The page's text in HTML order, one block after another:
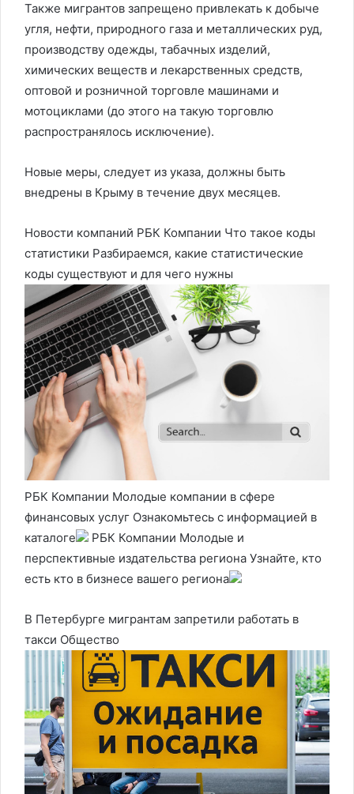
Также мигрантов запрещено привлекать к добыче
угля, нефти, природного газа и металлических руд,
производству одежды, табачных изделий,
химических веществ и лекарственных средств,
оптовой и розничной торговле машинами и
мотоциклами (до этого на такую торговлю
распространялось исключение).
Новые меры, следует из указа, должны быть
внедрены в Крыму в течение двух месяцев.
Новости компаний РБК Компании Что такое коды
статистики Разбираемся, какие статистические
коды существуют и для чего нужны
РБК Компании Молодые компании в сфере
финансовых услуг Ознакомьтесь с информацией в
каталоге
РБК Компании Молодые и
перспективные издательства региона Узнайте, кто
есть кто в бизнесе вашего региона
В Петербурге мигрантам запретили работать в
такси Общество